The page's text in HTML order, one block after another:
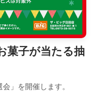
菓子が当たる抽
」を開催します。